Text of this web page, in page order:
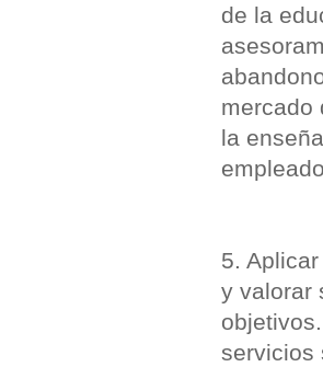
de la
mercado
la
5.
y valorar
servicios